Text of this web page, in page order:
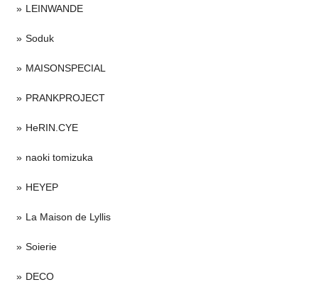
LEINWANDE
Soduk
MAISONSPECIAL
PRANKPROJECT
HeRIN.CYE
naoki tomizuka
HEYEP
La Maison de Lyllis
Soierie
DECO